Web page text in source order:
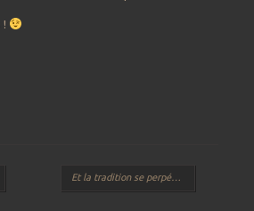
!
Et la tradition se perpétue le week-end du 27 !